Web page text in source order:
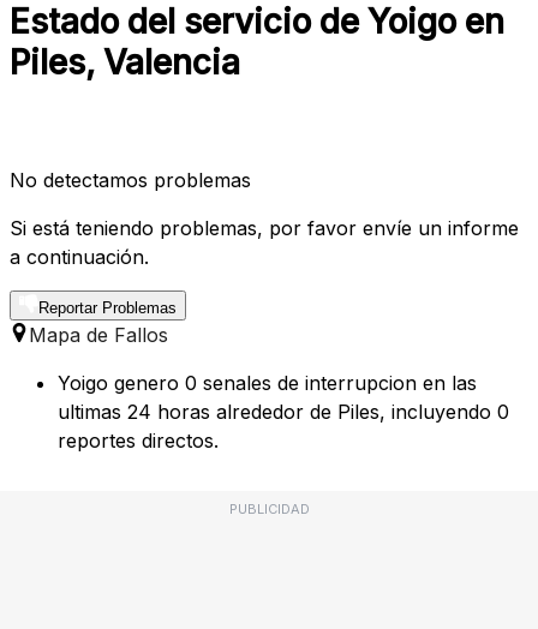
Estado del servicio de Yoigo en
Piles, Valencia
No detectamos problemas
Si está teniendo problemas, por favor envíe un informe
a continuación.
Reportar Problemas
Mapa de Fallos
Yoigo genero 0 senales de interrupcion en las
ultimas 24 horas alrededor de Piles, incluyendo 0
reportes directos.
PUBLICIDAD